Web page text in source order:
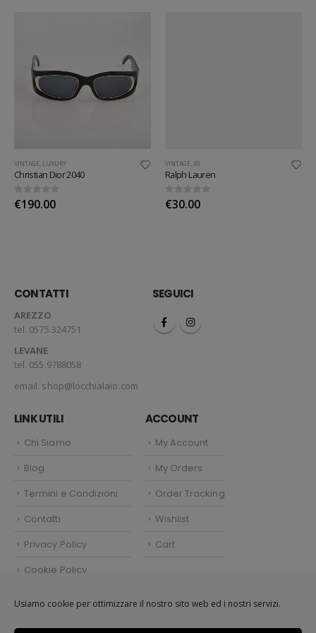
Usiamo cookie per ottimizzare il nostro sito web ed i nostri servizi.
VINTAGE LUXURY
Christian Dior 2040
0out of 5
€190.00
VINTAGE 30
Ralph Lauren
0out of 5
€30.00
CONTATTI
AREZZO
tel. 0575.324751
LEVANE
tel. 055.9788058
email. shop@locchialaio.com
SEGUICI
LINK UTILI
Chi Siamo
Blog
Termini e Condizioni
Contatti
Privacy Policy
Cookie Policy
ACCOUNT
My Account
My Orders
Order Tracking
Wishlist
Cart